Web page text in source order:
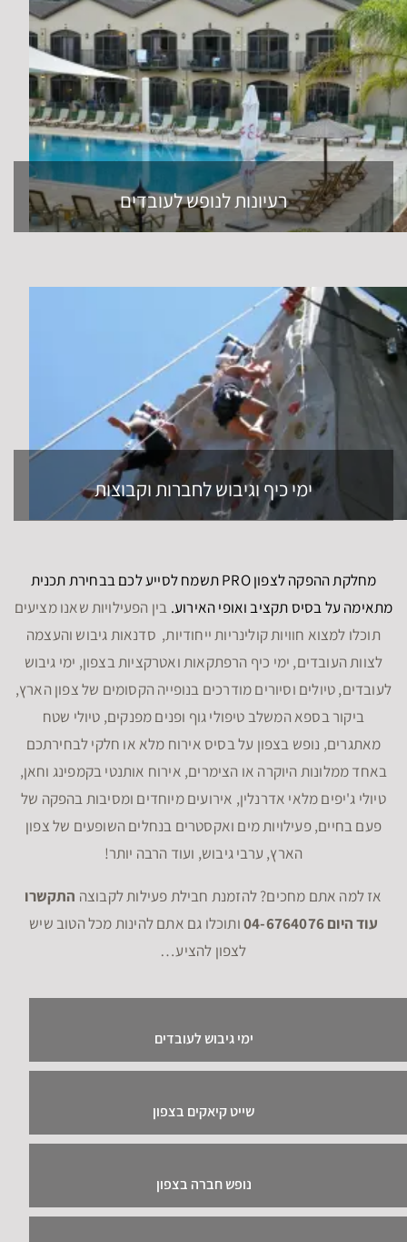
רעיונות לנופש לעובדים
ימי כיף וגיבוש לחברות וקבוצות
מחלקת ההפקה לצפון PRO תשמח לסייע לכם בבחירת תכנית
מתאימה על בסיס תקציב ואופי האירוע. בין הפעילויות שאנו מציעים
תוכלו למצוא חוויות קולינריות ייחודיות, סדנאות גיבוש והעצמה
לצוות העובדים, ימי כיף הרפתקאות ואטרקציות בצפון, ימי גיבוש
לעובדים, טיולים וסיורים מודרכים בנופייה הקסומים של צפון הארץ,
ביקור בספא המשלב טיפולי גוף ופנים מפנקים, טיולי שטח
מאתגרים, נופש בצפון על בסיס אירוח מלא או חלקי לבחירתכם
באחד ממלונות היוקרה או הצימרים, אירוח אותנטי בקמפינג וחאן,
טיולי ג'יפים מלאי אדרנלין, אירועים מיוחדים ומסיבות בהפקה של
פעם בחיים, פעילויות מים ואקסטרים בנחלים השופעים של צפון
הארץ, ערבי גיבוש, ועוד הרבה יותר!
אז למה אתם מחכים? להזמנת חבילת פעילות לקבוצה התקשרו
עוד היום 04-6764076
ותוכלו גם אתם להינות מכל הטוב שיש
לצפון להציע…
ימי גיבוש לעובדים
שייט קיאקים בצפון
נופש חברה בצפון